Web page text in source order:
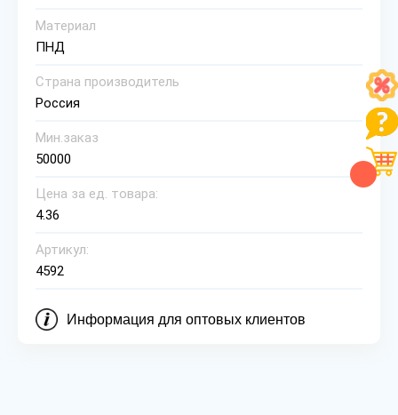
Материал
ПНД
Страна производитель
Россия
Мин.заказ
50000
Цена за ед. товара:
4.36
Артикул:
4592
Информация для оптовых клиентов